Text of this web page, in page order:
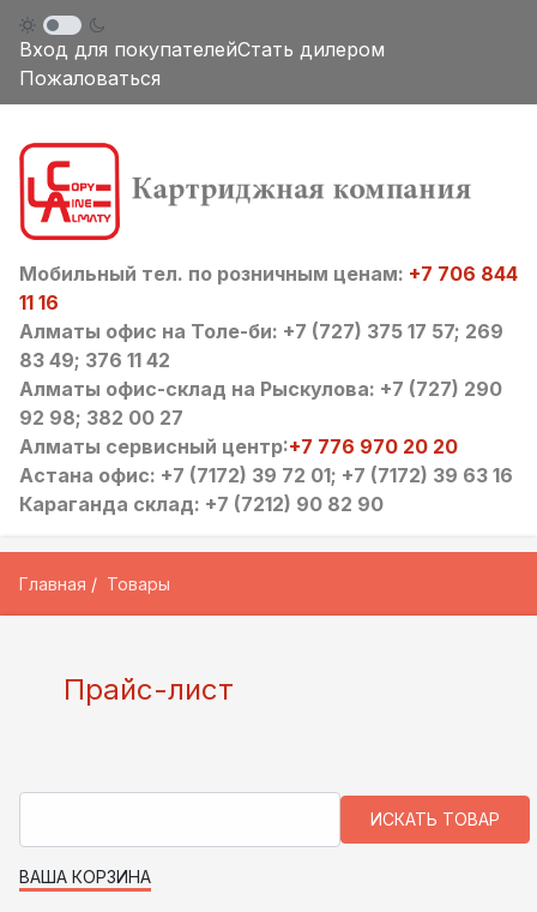
Вход для покупателейСтать дилером
Пожаловаться
Мобильный тел. по розничным ценам: +7 706 844
11 16
Алматы офис на Толе-би: +7 (727) 375 17 57; 269
83 49; 376 11 42
Алматы офис-склад на Рыскулова: +7 (727) 290
92 98; 382 00 27
Алматы сервисный центр:+7 776 970 20 20
Астана офис: +7 (7172) 39 72 01; +7 (7172) 39 63 16
Караганда склад: +7 (7212) 90 82 90
Главная Товары
Прайс-лист
ВАША КОРЗИНА